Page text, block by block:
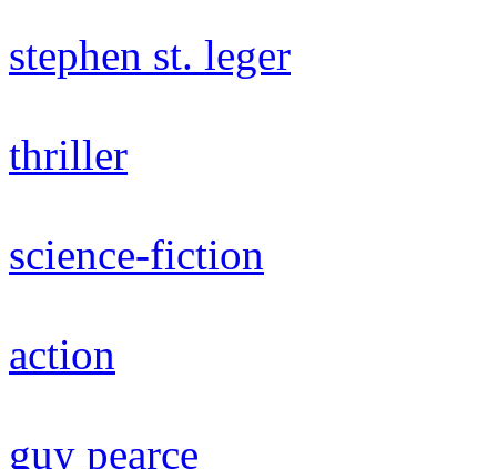
stephen st. leger
thriller
science-fiction
action
guy pearce